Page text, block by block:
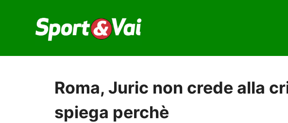
contenuto
Roma, Juric non crede alla
spiega perchè